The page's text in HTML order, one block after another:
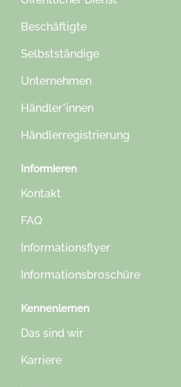
Beschäftigte
Selbstständige
Unternehmen
Händler*innen
Händlerregistrierung
Informieren
Kontakt
FAQ
Informationsflyer
Informationsbroschüre
Kennenlernen
Das sind wir
Karriere